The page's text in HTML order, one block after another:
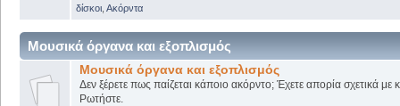
δίσκοι Ακόρντα
Μουσικά όργανα και εξοπλισμός
Μουσικά όργανα και εξοπλισμός
Δεν ξέρετε πως παίζεται κάποιο ακόρντο; Έχετε απορία σχετικά
Ρωτήστε.